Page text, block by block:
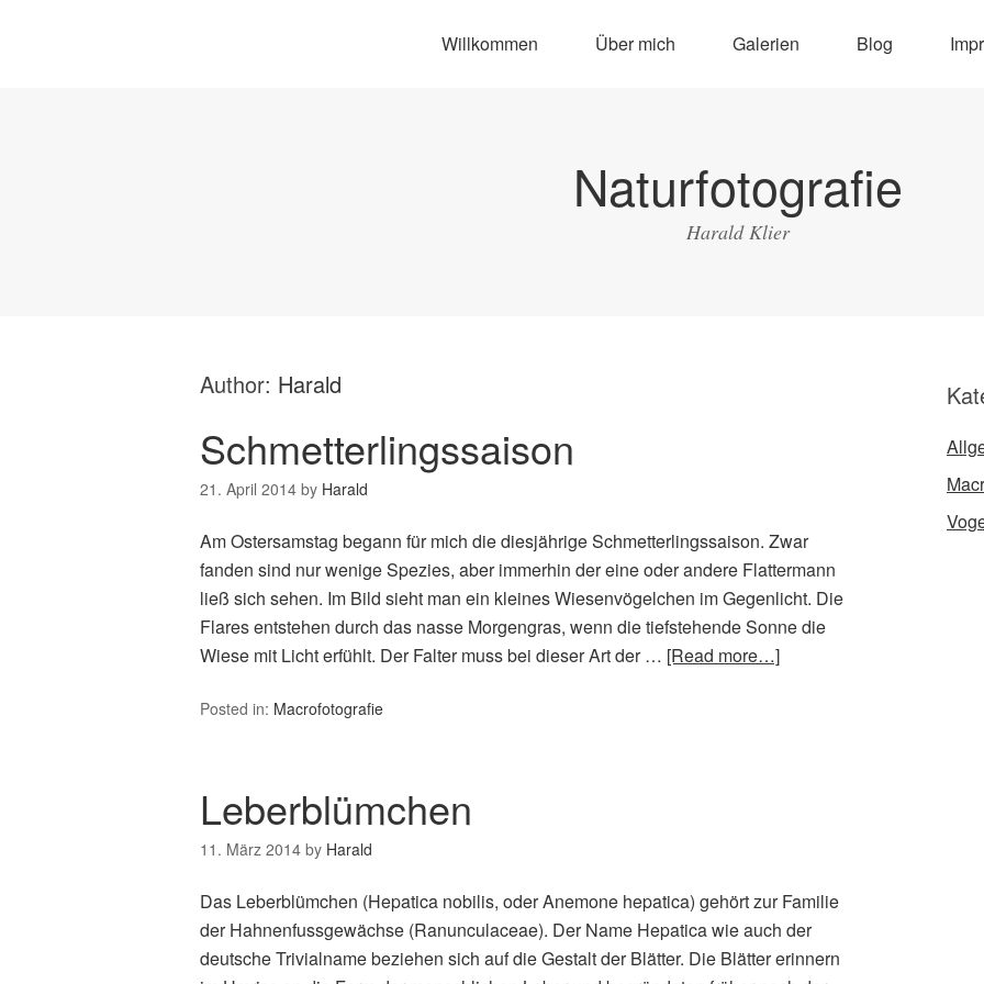
Willkommen Über mich Galerien Blog
Naturfotografie
Harald Klier
Author: Harald
Schmetterlingssaison
21. April 2014 by Harald
Am Ostersamstag begann für mich die diesjährige Schmetterlingssaison. Zwar
fanden sind nur wenige Spezies, aber immerhin der eine oder andere Flattermann
ließ sich sehen. Im Bild sieht man ein kleines Wiesenvögelchen im Gegenlicht. Die
Flares entstehen durch das nasse Morgengras, wenn die tiefstehende Sonne die
Wiese mit Licht erfühlt. Der Falter muss bei dieser Art der … [Read more…]
Posted in: Macrofotografie
Leberblümchen
11. März 2014 by Harald
Das Leberblümchen (Hepatica nobilis, oder Anemone hepatica) gehört zur Familie
der Hahnenfussgewächse (Ranunculaceae). Der Name Hepatica wie auch der
deutsche Trivialname beziehen sich auf die Gestalt der Blätter. Die Blätter erinnern